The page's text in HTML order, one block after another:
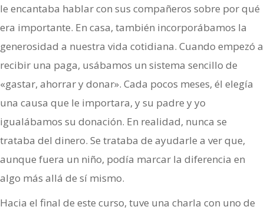
le encantaba hablar con sus compañeros sobre por qué
era importante. En casa, también incorporábamos la
generosidad a nuestra vida cotidiana. Cuando empezó a
recibir una paga, usábamos un sistema sencillo de
«gastar, ahorrar y donar». Cada pocos meses, él elegía
una causa que le importara, y su padre y yo
igualábamos su donación. En realidad, nunca se
trataba del dinero. Se trataba de ayudarle a ver que,
aunque fuera un niño, podía marcar la diferencia en
algo más allá de sí mismo.
Hacia el final de este curso, tuve una charla con uno de